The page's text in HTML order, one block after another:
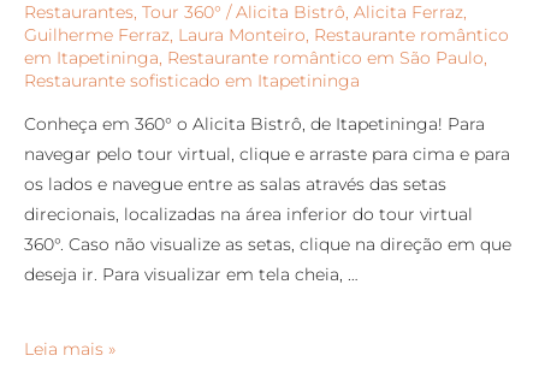
Restaurantes Tour 360° /Alicita Bistrô Alicita Ferraz
Guilherme Ferraz Laura Monteiro Restaurante romântico
em Itapetininga Restaurante romântico em São Paulo
Restaurante sofisticado em Itapetininga
Conheça em 360° o Alicita Bistrô, de Itapetininga! Para
navegar pelo tour virtual, clique e arraste para cima e para
os lados e navegue entre as salas através das setas
direcionais, localizadas na área inferior do tour virtual
360°. Caso não visualize as setas, clique na direção em que
deseja ir. Para visualizar em tela cheia, …
Leia mais »